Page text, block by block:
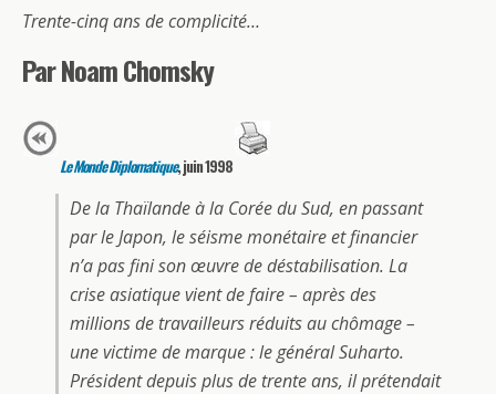
Trente-cinq ans de complicité…
Par Noam Chomsky
Le Monde Diplomatique, juin 1998
De la Thaïlande à la Corée du Sud, en passant
par le Japon, le séisme monétaire et financier
n’a pas fini son œuvre de déstabilisation. La
crise asiatique vient de faire – après des
millions de travailleurs réduits au chômage –
une victime de marque : le général Suharto.
Président depuis plus de trente ans, il prétendait